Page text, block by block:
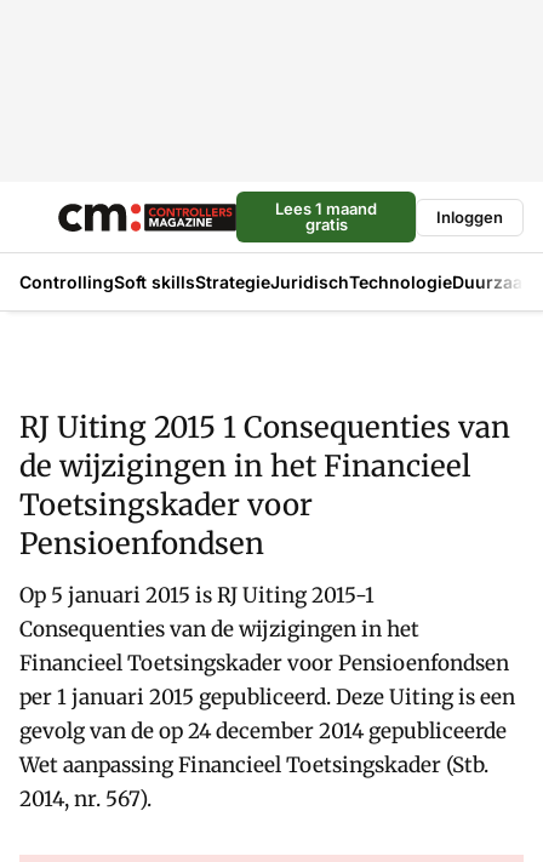
Lees 1 maand
gratis
Inloggen
ControllingSoft skillsStrategieJuridischTechnologie
RJ Uiting 2015 1 Consequenties van
de wijzigingen in het Financieel
Toetsingskader voor
Pensioenfondsen
Op 5 januari 2015 is RJ Uiting 2015-1
Consequenties van de wijzigingen in het
Financieel Toetsingskader voor Pensioenfondsen
per 1 januari 2015 gepubliceerd. Deze Uiting is een
gevolg van de op 24 december 2014 gepubliceerde
Wet aanpassing Financieel Toetsingskader (Stb.
2014, nr. 567).